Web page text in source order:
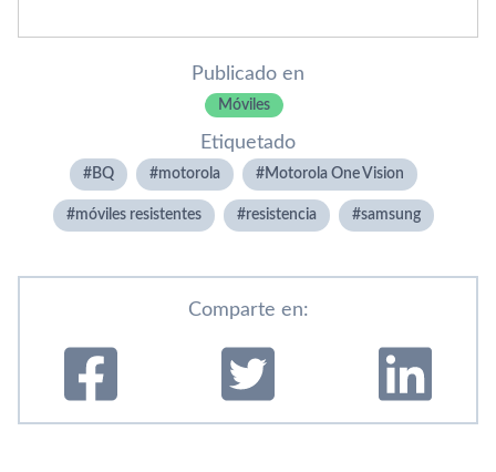
Publicado en
Móviles
Etiquetado
BQ motorola Motorola One Vision
móviles resistentes resistencia samsung
Comparte en: